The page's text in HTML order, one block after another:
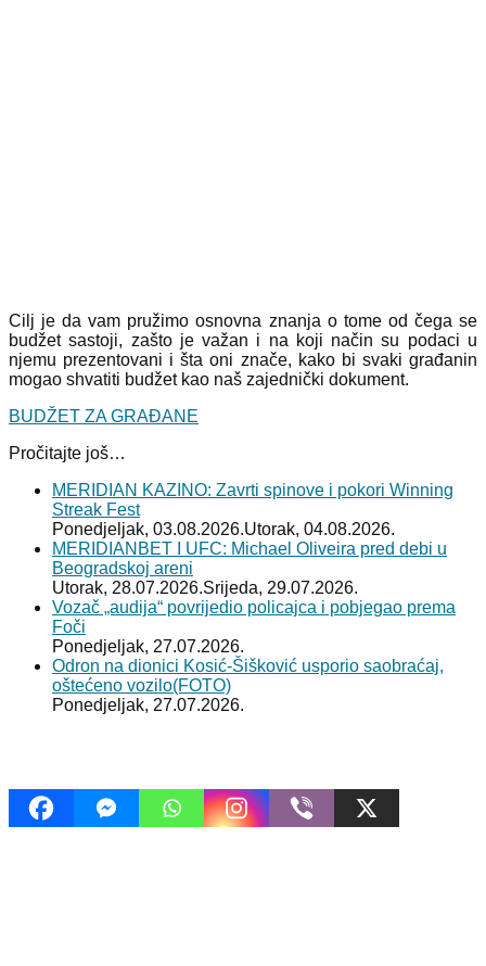
Cilj je da vam pružimo osnovna znanja o tome od čega se
budžet sastoji, zašto je važan i na koji način su podaci u
njemu prezentovani i šta oni znače, kako bi svaki građanin
mogao shvatiti budžet kao naš zajednički dokument.
BUDŽET ZA GRAĐANE
Pročitajte još…
MERIDIAN KAZINO: Zavrti spinove i pokori Winning
Streak Fest
Ponedjeljak, 03.08.2026.Utorak, 04.08.2026.
MERIDIANBET I UFC: Michael Oliveira pred debi u
Beogradskoj areni
Utorak, 28.07.2026.Srijeda, 29.07.2026.
Vozač „audija“ povrijedio policajca i pobjegao prema
Foči
Ponedjeljak, 27.07.2026.
Odron na dionici Kosić-Šišković usporio saobraćaj,
oštećeno vozilo(FOTO)
Ponedjeljak, 27.07.2026.